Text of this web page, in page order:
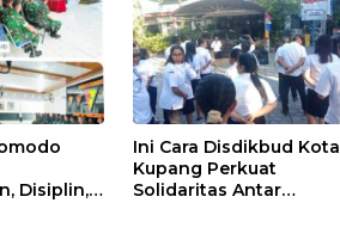
Disiplin,
Ini Cara Disdikbud Kota
Kupang Perkuat
Solidaritas Antar